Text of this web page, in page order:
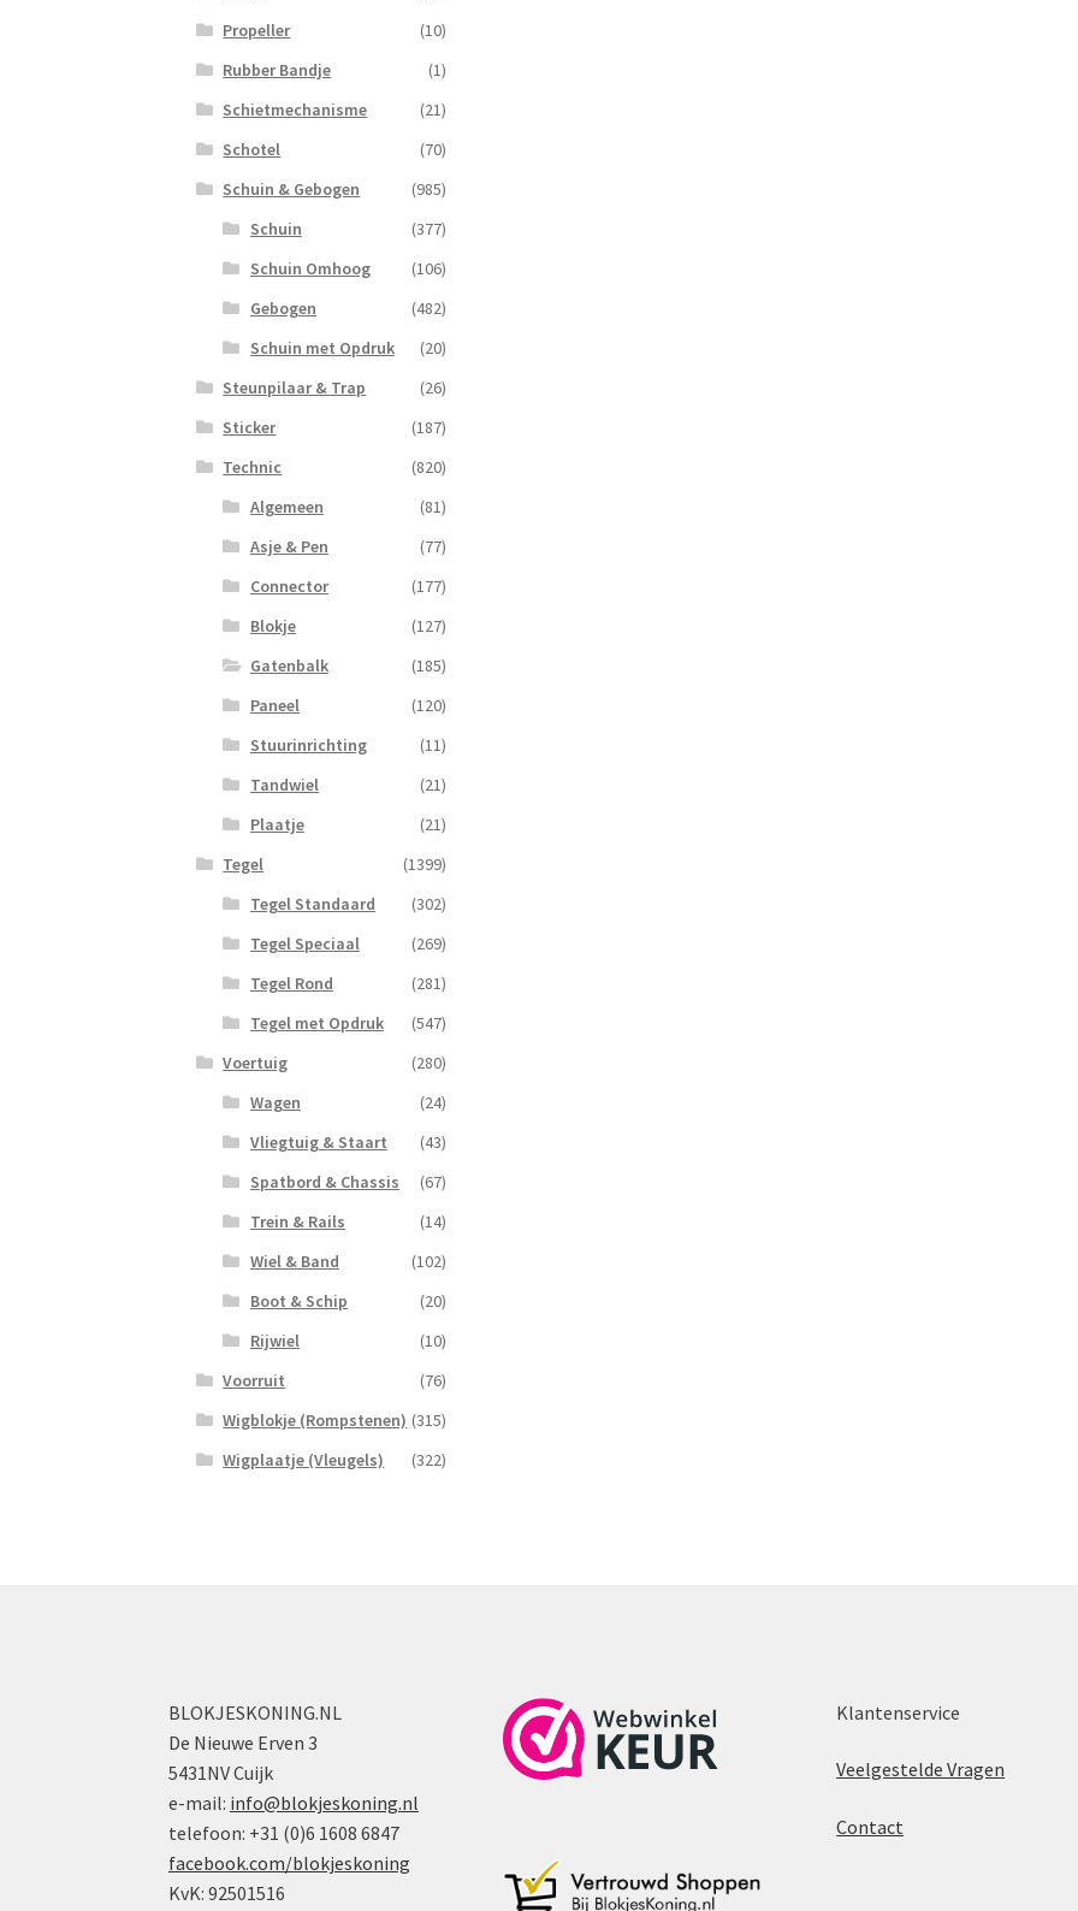
Propeller
(10)
Rubber Bandje
(1)
Schietmechanisme
(21)
Schotel
(70)
Schuin & Gebogen
(985)
Schuin
(377)
Schuin Omhoog
(106)
Gebogen
(482)
Schuin met Opdruk
(20)
Steunpilaar & Trap
(26)
Sticker
(187)
Technic
(820)
Algemeen
(81)
Asje & Pen
(77)
Connector
(177)
Blokje
(127)
Gatenbalk
(185)
Paneel
(120)
Stuurinrichting
(11)
Tandwiel
(21)
Plaatje
(21)
Tegel
(1399)
Tegel Standaard
(302)
Tegel Speciaal
(269)
Tegel Rond
(281)
Tegel met Opdruk
(547)
Voertuig
(280)
Wagen
(24)
Vliegtuig & Staart
(43)
Spatbord & Chassis
(67)
Trein & Rails
(14)
Wiel & Band
(102)
Boot & Schip
(20)
Rijwiel
(10)
Voorruit
(76)
Wigblokje (Rompstenen) (315)
Wigplaatje (Vleugels)
(322)
BLOKJESKONING.NL
De Nieuwe Erven 3
5431NV Cuijk
e-mail: info@blokjeskoning.nl
telefoon: +31 (0)6 1608 6847
facebook.com/blokjeskoning
KvK: 92501516
Klantenservice
Veelgestelde Vragen
Contact